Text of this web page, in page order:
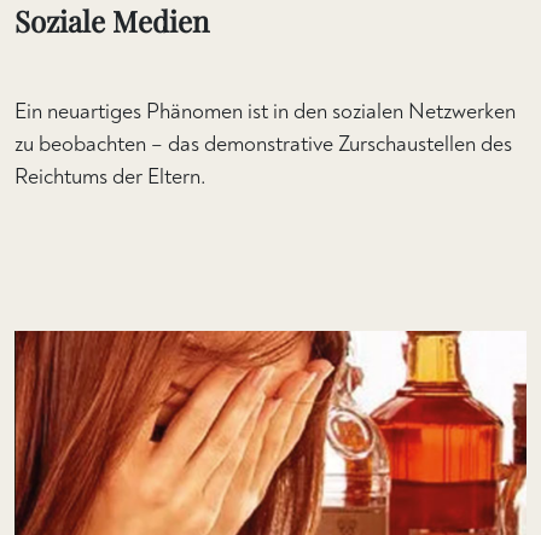
Soziale Medien
Ein neuartiges Phänomen ist in den sozialen Netzwerken
zu beobachten – das demonstrative Zurschaustellen des
Reichtums der Eltern.